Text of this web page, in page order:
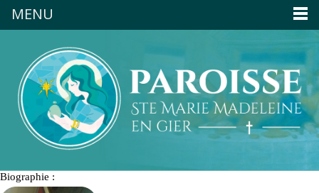
Biographie :
MENU